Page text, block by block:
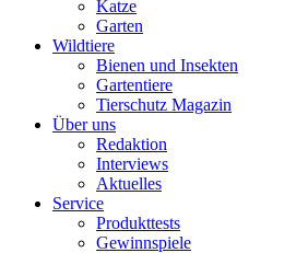
Katze
Garten
Wildtiere
Bienen und Insekten
Gartentiere
Tierschutz Magazin
Über uns
Redaktion
Interviews
Aktuelles
Service
Produkttests
Gewinnspiele